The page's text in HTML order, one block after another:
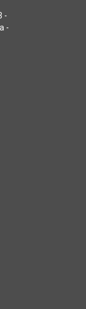
-
-